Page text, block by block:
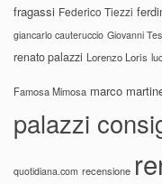
fragassi Federico Tiezzi
giancarlo cauteruccio Giovanni
renato palazzi Lorenzo Loris
Famosa Mimosa marco
palazzi
quotidiana.com recensione